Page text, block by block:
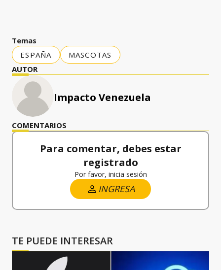
Temas
ESPAÑA
MASCOTAS
AUTOR
Impacto Venezuela
COMENTARIOS
Para comentar, debes estar
registrado
Por favor, inicia sesión
INGRESA
TE PUEDE INTERESAR